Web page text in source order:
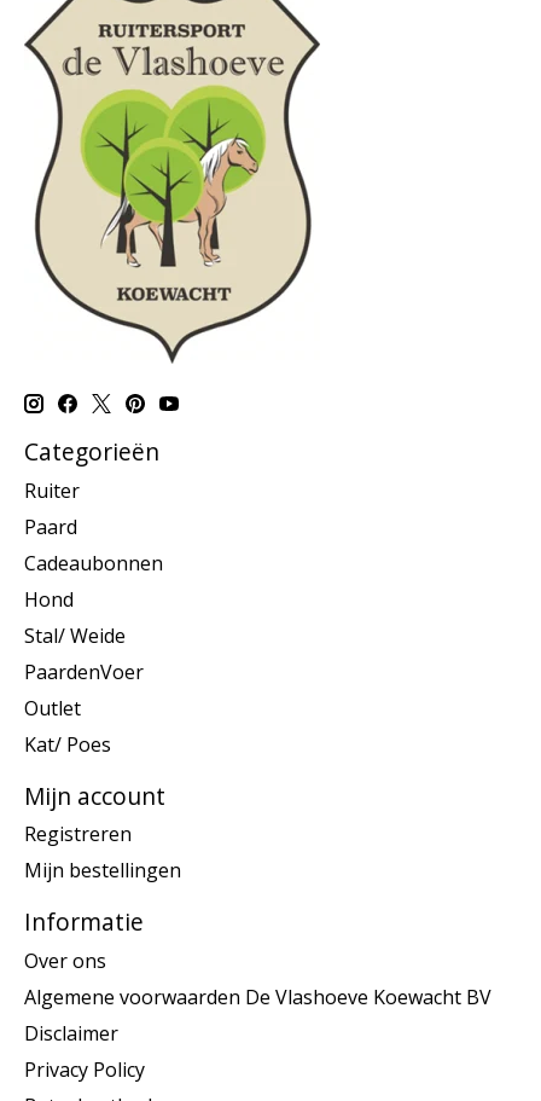
Categorieën
Ruiter
Paard
Cadeaubonnen
Hond
Stal/ Weide
PaardenVoer
Outlet
Kat/ Poes
Mijn account
Registreren
Mijn bestellingen
Informatie
Over ons
Algemene voorwaarden De Vlashoeve Koewacht BV
Disclaimer
Privacy Policy